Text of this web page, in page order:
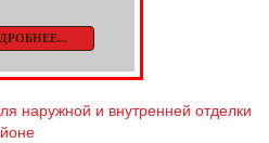
наружной и внутренней отделки